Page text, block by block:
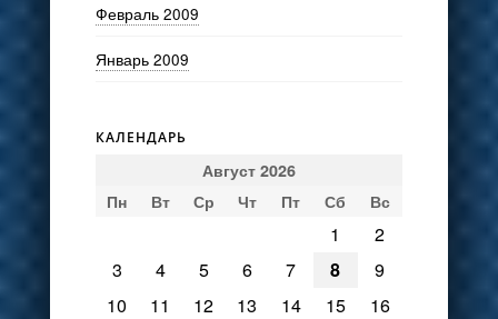
Февраль 2009
Январь 2009
КАЛЕНДАРЬ
Август 2026
Пн
Вт Ср Чт Пт Сб Вс
1
2
3
4 5 6 7 8
9
10
11 12 13 14 15
16